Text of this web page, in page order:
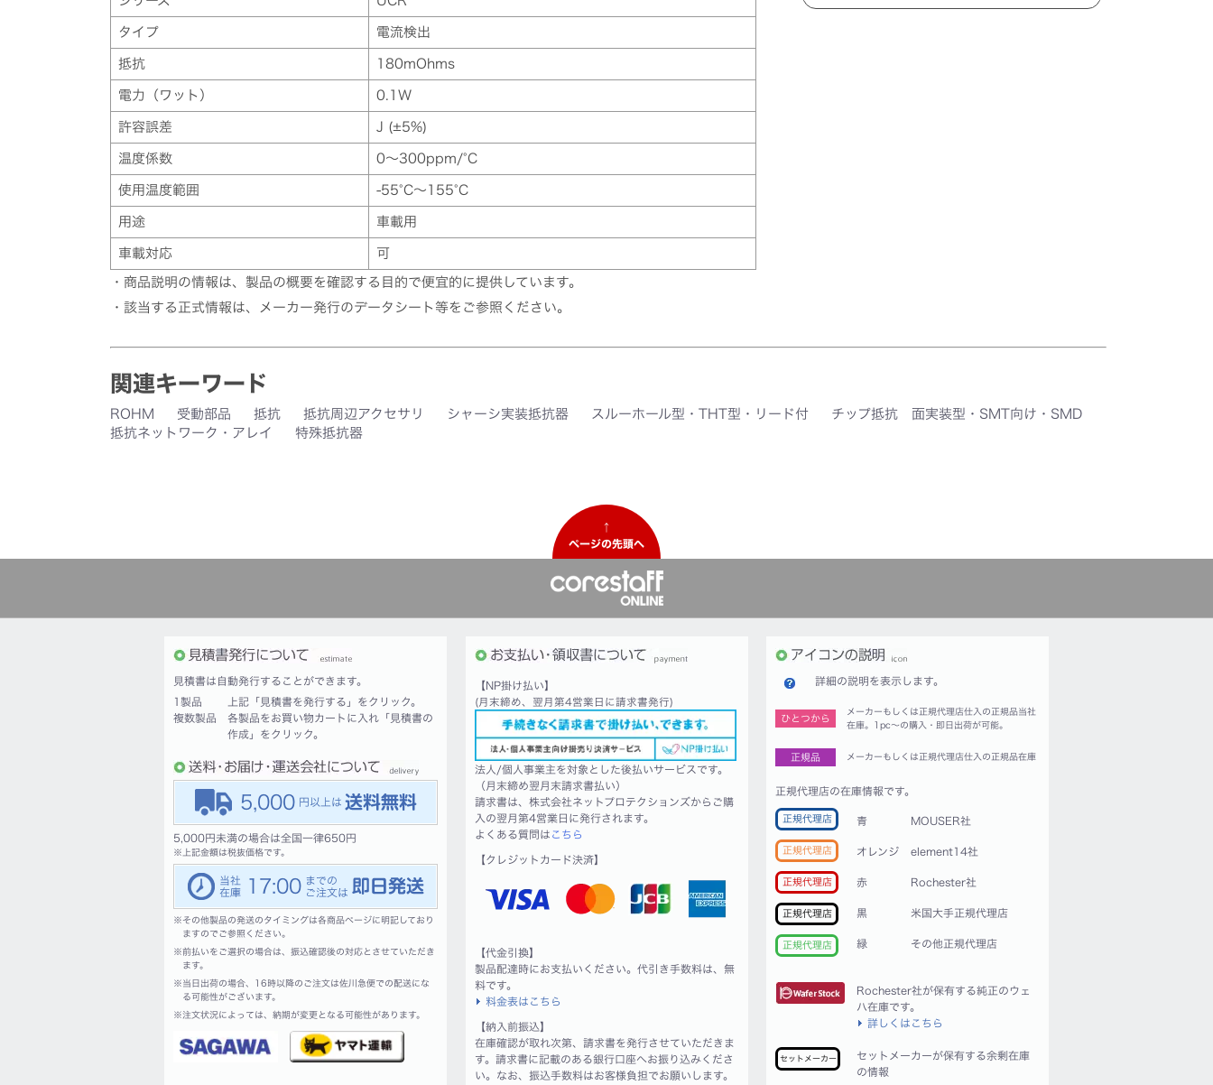
タイプ 電流検出
抵抗 180mOhms
電力（ワット） 0.1W
許容誤差 J (±5%)
温度係数 0～300ppm/°C
使用温度範囲 -55°C～155°C
用途 車載用
車載対応 可
・商品説明の情報は、製品の概要を確認する目的で便宜的に提供しています。
・該当する正式情報は、メーカー発行のデータシート等をご参照ください。
関連キーワード
ROHM 受動部品 抵抗 抵抗周辺アクセサリ シャーシ実装抵抗器 スルーホール型・THT型・リード付
チップ抵抗 面実装型・SMT向け・SMD
抵抗ネットワーク・アレイ
特殊抵抗器
↑
ページの先頭へ
見積書は自動発行することができます。
1製品
上記「見積書を発行する」をクリック。
複数製品
各製品をお買い物カートに入れ「見積書の
作成」をクリック。
5,000
5,000円未満の場合は全国一律650円
※ 上記金額は税抜価格です。
17:00
※その他製品の発送のタイミングは各商品ページに明記しており
ますのでご参照ください。
※前払いをご選択の場合は、振込確認後の対応とさせていただき
ます。
※ 当日出荷の場合、16時以降のご注文は佐川急便での配送にな
る可能性がございます。
※注文状況によっては、納期が変更となる可能性があります。
【NP掛け払い】
(月末締め、翌月第4営業日に請求書発行)
法人/個人事業主を対象とした後払いサービスです。
（月末締め翌月末請求書払い）
請求書は、株式会社ネットプロテクションズからご購
入の翌月第4営業日に発行されます。
よくある質問は こちら
【クレジットカード決済】
【代金引換】
製品配達時にお支払いください。代引き手数料は、無
料です。
料金表はこちら
【納入前振込】
在庫確認が取れ次第、請求書を発行させていただきま
す。請求書に記載のある銀行口座へお振り込みくださ
い。なお、振込手数料はお客様負担でお願いします。
詳細の説明を表示します。
ひとつから
メーカーもしくは正規代理店仕入の正規品当社
在庫。1pc〜の購入・即日出荷が可能。
正規品 メーカーもしくは正規代理店仕入の正規品在庫
正規代理店の在庫情報です。
正規代理店
正規代理店
正規代理店
正規代理店
正規代理店
青 MOUSER社
オレンジ element14社
赤 Rochester社
黒 米国大手正規代理店
緑 その他正規代理店
Rochester社が保有する純正のウェ
ハ在庫です。
詳しくはこちら
セットメーカー
セットメーカーが保有する余剰在庫
の情報